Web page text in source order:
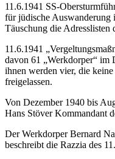
11.6.1941 SS-
für jüdische Auswanderung
Täuschung die Adresslisten
11.6.1941
davon 61 „Werkdorper“ im
ihnen werden vier, die
freigelassen.
Von Dezember 1940 bis
Hans Stöver Kommandant
Der Werkdorper Bernard
beschreibt die Razzia des